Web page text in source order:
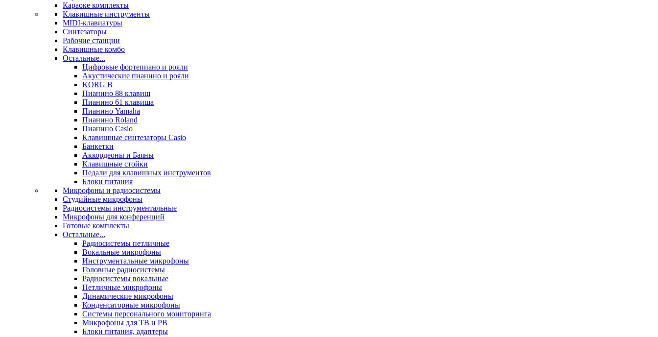
Караоке комплекты
Клавишные инструменты
MIDI-клавиатуры
Синтезаторы
Рабочие станции
Клавишные комбо
Остальные...
Цифровые фортепиано и рояли
Акустические пианино и рояли
KORG B
Пианино 88 клавиш
Пианино 61 клавиша
Пианино Yamaha
Пианино Roland
Пианино Casio
Клавишные синтезаторы Casio
Банкетки
Аккордеоны и Баяны
Клавишные стойки
Педали для клавишных инструментов
Блоки питания
Микрофоны и радиосистемы
Студийные микрофоны
Радиосистемы инструментальные
Микрофоны для конференций
Готовые комплекты
Остальные...
Радиосистемы петличные
Вокальные микрофоны
Инструментальные микрофоны
Головные радиосистемы
Радиосистемы вокальные
Петличные микрофоны
Динамические микрофоны
Конденсаторные микрофоны
Системы персонального мониторинга
Микрофоны для ТВ и РВ
Блоки питания, адаптеры